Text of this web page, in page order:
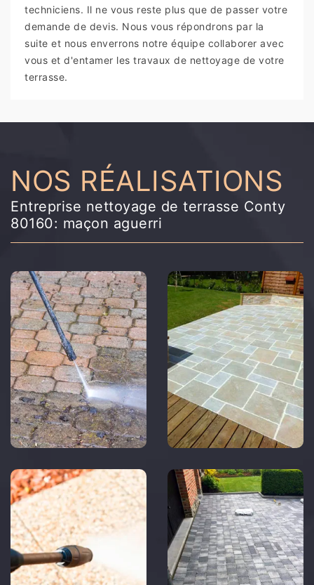
techniciens. Il ne vous reste plus que de passer votre
demande de devis. Nous vous répondrons par la
suite et nous enverrons notre équipe collaborer avec
vous et d'entamer les travaux de nettoyage de votre
terrasse.
NOS RÉALISATIONS
Entreprise nettoyage de terrasse Conty
80160: maçon aguerri